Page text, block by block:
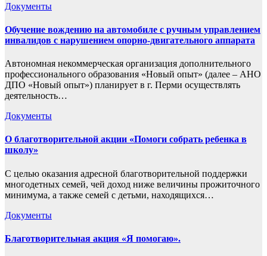
Документы
Обучение вождению на автомобиле с ручным управлением
инвалидов с нарушением опорно-двигательного аппарата
Автономная некоммерческая организация дополнительного
профессионального образования «Новый опыт» (далее – АНО
ДПО «Новый опыт») планирует в г. Перми осуществлять
деятельность…
Документы
О благотворительной акции «Помоги собрать ребенка в
школу»
С целью оказания адресной благотворительной поддержки
многодетных семей, чей доход ниже величины прожиточного
минимума, а также семей с детьми, находящихся…
Документы
Благотворительная акция «Я помогаю».